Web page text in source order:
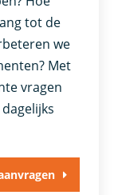
tot de
we
Met
vragen